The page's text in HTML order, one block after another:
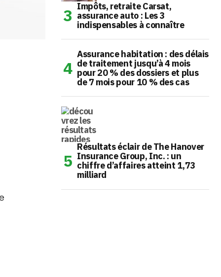
Impôts, retraite Carsat,
assurance auto : Les 3
indispensables à connaître
Assurance habitation : des délais
de traitement jusqu’à 4 mois
pour 20 % des dossiers et plus
de 7 mois pour 10 % des cas
Résultats éclair de The Hanover
Insurance Group, Inc. : un
chiffre d’affaires atteint 1,73
milliard